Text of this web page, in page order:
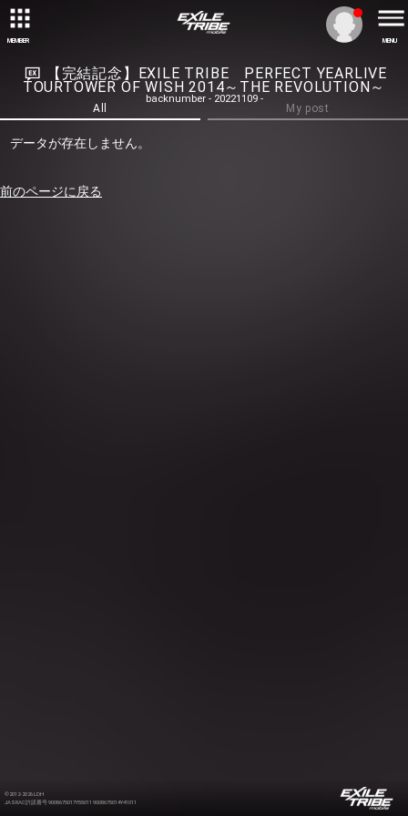
MEMBER MENU
【完結記念】EXILE TRIBE PERFECT YEARLIVE
TOURTOWER OF WISH 2014～THE REVOLUTION～
backnumber - 20221109 -
All My post
データが存在しません。
前のページに戻る
©2012-2026 LDH
JASRAC許諾番号 9008675017Y55011 9008675014Y41011